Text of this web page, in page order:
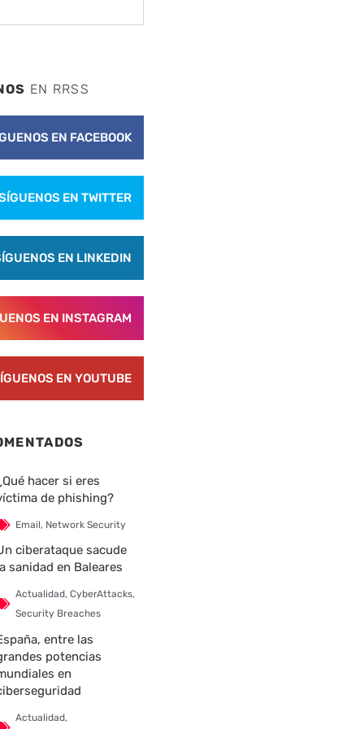
EN RRSS
EN FACEBOOK
EN TWITTER
EN LINKEDIN
EN INSTAGRAM
EN YOUTUBE
hacer si eres
de phishing?
Email, Network Security
ciberataque sacude
sanidad en Baleares
Actualidad, CyberAttacks,
Security Breaches
entre las
potencias
en
Actualidad,